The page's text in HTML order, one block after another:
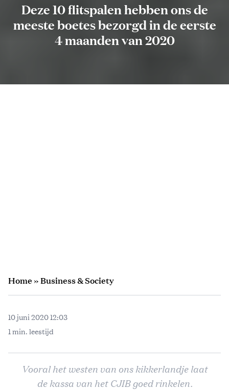
Deze 10 flitspalen hebben ons de
meeste boetes bezorgd in de eerste
4 maanden van 2020
Home»Business & Society
10 juni 2020 12:03
1 min. leestijd
Vooral het westen van ons kikkerlandje laat
de kassa van het CJIB goed rinkelen.